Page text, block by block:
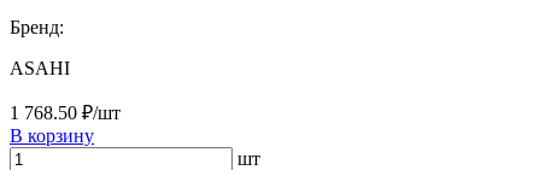
Бренд:
ASAHI
1 768.50 ₽/шт
В корзину
шт